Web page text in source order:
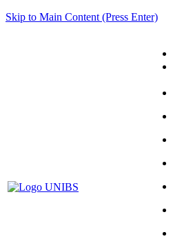
Skip to Main Content (Press Enter)